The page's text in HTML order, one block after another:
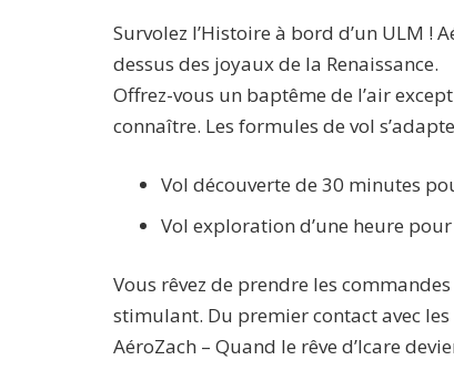
Survolez l’Histoire à bord d’un ULM !
dessus des joyaux de la Renaissance.
Offrez-vous un baptême de l’air
connaître. Les formules de vol
Vol découverte de 30 minutes
Vol exploration d’une heure
Vous rêvez de prendre les
stimulant. Du premier contact avec
AéroZach – Quand le rêve d’Icare